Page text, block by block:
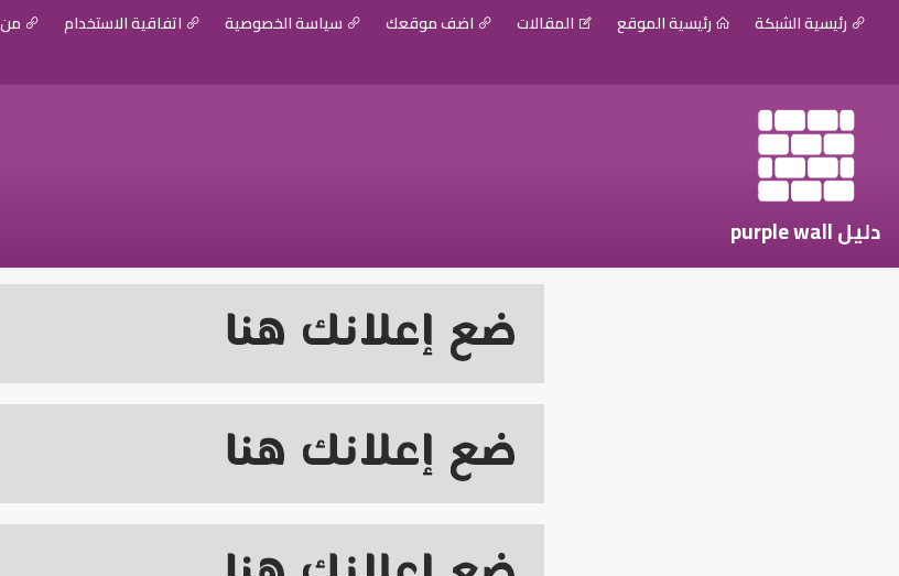
رئيسية الشبكة رئيسية الموقع المقالات اضف موقعك سياسة الخصوصية اتفاقية الاستخدام
دليل purple wall